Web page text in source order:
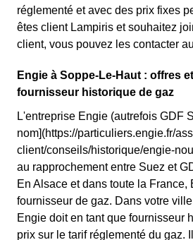
réglementé et avec des prix fixes
êtes client Lampiris et souhaitez
client, vous pouvez les contacter
Engie à Soppe-Le-Haut : offres
fournisseur historique de gaz
L'entreprise Engie (autrefois GDF
nom](https://particuliers.engie.fr/
client/conseils/historique/engie-
au rapprochement entre Suez et
En Alsace et dans toute la France,
fournisseur de gaz. Dans votre
Engie doit en tant que fournisseur
prix sur le tarif réglementé du gaz.